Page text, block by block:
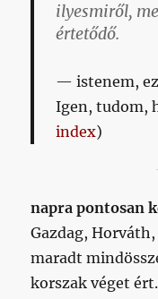
ilyesmiről,
értetődő.
istenem,
Igen, tudom,
index)
napra pontosan
Gazdag,
maradt
korszak véget ért.